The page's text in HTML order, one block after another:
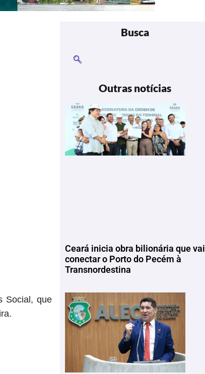
Social, que
Busca
Outras notícias
Ceará inicia obra bilionária que vai
conectar o Porto do Pecém à
Transnordestina